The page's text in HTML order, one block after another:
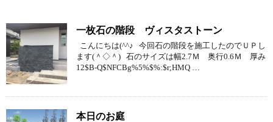
一枚石の階段 ヴィスタストーン
こんにちは(^^♪ 今回石の階段を施工したのでＵＰし
ます(＾◇＾) 石のサイズは幅2.7Ｍ 奥行0.6Ｍ 厚み
12$B-Q$NFCBg%5%$%:$r;HMQ …
本日のお庭